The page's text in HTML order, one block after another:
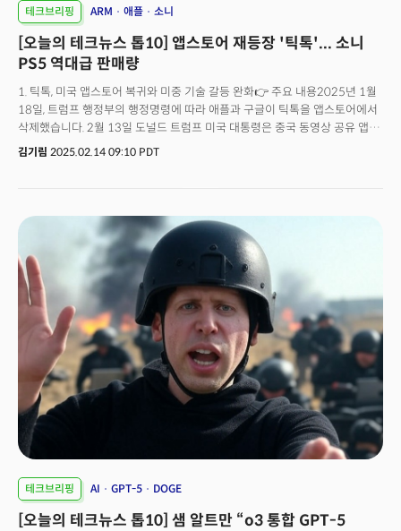
관세로 인한 부담이 클 것으로 예상됩니다. 이에 따라 애플은 기존 멕시코 공장
대신 미국 내 생산 비중을 확대하는 방향으로 전환한 것으로 보입니다.또한,
이번 투자에서 가장 주목할 부분 중 하나는 AI 분야에 대한 대규모 투자입니다.
애플은 그동안 주요 빅테크 기업들에 비해 AI 혁신 대응이 다소 늦었다는
인공지능(AI)과 머신러닝(ML) 등 첨단 기술 분야에 집중 배치할 계획입니다.
아울러, 휴스턴에 건설될 공장에서는 애플의 생성형 AI 시스템인 ‘애플
인텔리전스’를 지원하는 서버를 생산할 예정입니다.뿐만 아니라, 애플은 미국
내 첨단 제조업 인력 양성을 위한 교육 프로그램도 마련하고 있습니다.
첨단 제조업 전환을 위한 인재 양성이라는 세 가지 목표를 동시에 실현하기
위한 전략적 행보로 해석됩니다.
테크브리핑 ARM 애플 소니
[오늘의 테크뉴스 톱10] 앱스토어 재등장 '틱톡'... 소니
PS5 역대급 판매량
1. 틱톡, 미국 앱스토어 복귀와 미중 기술 갈등 완화👉 주요 내용2025년 1월
18일, 트럼프 행정부의 행정명령에 따라 애플과 구글이 틱톡을 앱스토어에서
삭제했습니다. 2월 13일 도널드 트럼프 미국 대통령은 중국 동영상 공유 앱
틱톡의 매각 성사를 위한 협상을 계속 진행 중이라면서, 서비스 금지 유예
있습니다.📍의미 및 전망단기적 해결책이지만, 미중 기술 패권 경쟁 완화 신호.
향후 ‘클린 네트워크’ 정책과 중장기 데이터 규제 프레임워크 논의가
예상됩니다.2. ARM, 직접 칩 생산으로 반도체 시장 판도 변화👉 주요
내용소프트뱅크 자회사 ARM이 메타를 첫 고객으로 확보하며 데이터센터용
CPU 출시를 발표했습니다. 이는 7000억달러 규모의 반도체 시장에서 퀄컴·
엔비디아와의 경쟁을 격화할 전망입니다📍의미 및 전망빅테크 기업들이
라이선스 모델에서 생산 주체로 전환, 수직 통합 트렌드 가속에 박차를 가하고
있는 것으로 보입니다. 빅테크들의 경쟁이 심화되며 클라우드 인프라 시장
다극화가 예측됩니다. 3. 애플, 중국 전용 AI 검열 시스템 구축 현황👉 주요
내용애플이 2025년 5월 출시를 목표로 바이두·알리바바와 협력해 현지법
준수용 AI 필터링 기술을 개발 중입니다. 다만 온디바이스 모델의 성능 한계로
기술적 난항을 겪고 있습니다.📍의미 및 전망애플의 움직임은 중국 시장에
진출하는 글로벌 기업의 필수 전략 모델로 자리매김할 전망입니다. 검열
기술의 글로벌 규제 영향력 확대 가능성도 주목됩니다. 4. 애플, 2월 19일
‘새로운 제품(the newest member of the family)’을 공개할 예정이라고
밝혔습니다. 업계에서는 A18 칩 탑재와 5G를 지원하는 아이폰 SE 4세대
제품으로 예상하고 있습니다. 출고가는 499달러 수준으로 책정, 중저가 시장
김기림 2025.02.14 09:10 PDT
테크브리핑 AI GPT-5 DOGE
[오늘의 테크뉴스 톱10] 샘 알트만 “o3 통합 GPT-5